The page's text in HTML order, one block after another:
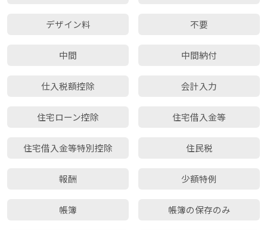
デザイン料 不要
中間 中間納付
仕入税額控除 会計入力
住宅ローン控除 住宅借入金等
住宅借入金等特別控除 住民税
報酬 少額特例
帳簿 帳簿の保存のみ